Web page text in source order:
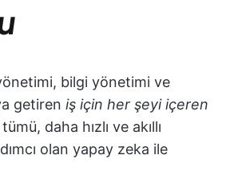
bilgi yönetimi ve
getiren iş için her şeyi içeren
daha hızlı ve akıllı
olan yapay zeka ile